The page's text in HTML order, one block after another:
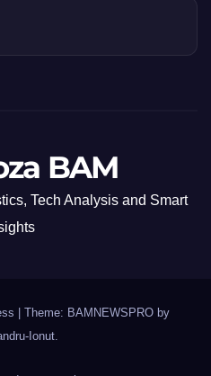
BAM
Tech Analysis and Smart
Theme: BAMNEWSPRO by
Ionut.